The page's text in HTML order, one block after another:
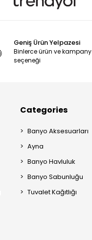
Geniş Ürün Yelpazesi
Binlerce ürün ve
seçeneği
Categories
Banyo Aksesuarları
Ayna
Banyo Havluluk
Banyo Sabunluğu
Tuvalet Kağıtlığı